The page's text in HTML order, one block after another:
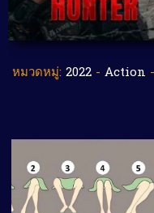
หมวดหมู่: 2022 - Action -